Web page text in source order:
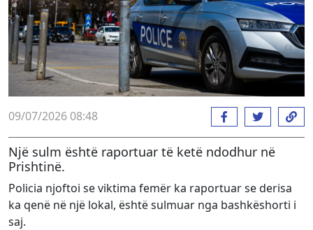
09/07/2026 08:48
Një sulm është raportuar të ketë ndodhur në
Prishtinë.
Policia njoftoi se viktima femër ka raportuar se derisa
ka qenë në një lokal, është sulmuar nga bashkëshorti i
saj.